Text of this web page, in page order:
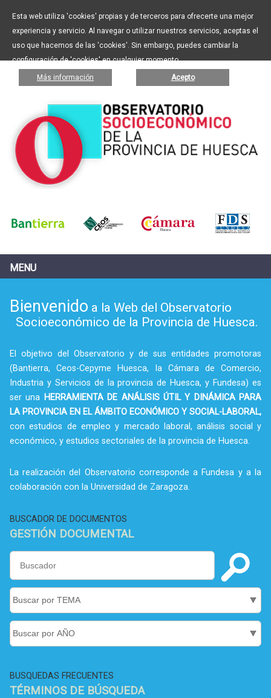
Esta web utiliza 'cookies' propias y de terceros para ofrecerte una mejor
experiencia y servicio. Al navegar o utilizar nuestros servicios, aceptas el
uso que hacemos de las 'cookies'. Sin embargo, puedes cambiar la
configuración de 'cookies' en cualquier momento.
Más información Acepto
MENU
Bienvenido a la Web del Observatorio
Socioeconómico de la Provincia de Huesca.
El objetivo del Observatorio y de sus entidades promotoras
(Bantierra, Ceos-Cepyme Huesca, la Cámara de Comercio,
Industria y Servicios de la provincia de Huesca, y Fundesa) es
ser una HERRAMIENTA DE ANÁLISIS ÚTIL Y DINÁMICA PARA
LA PROVINCIA EN EL ÁMBITO ECONÓMICO Y SOCIAL-LABORAL,
con estudios de empleo y mercado laboral, análisis social y
económico, y estudios sectoriales de la provincia de Huesca.
La realización del Observatorio corresponde a Fundesa y a la
colaboración con la Universidad de Zaragoza.
BUSCADOR DE DOCUMENTOS
GESTIÓN DOCUMENTAL
BUSQUEDAS FRECUENTES
TÉRMINOS DE BÚSQUEDA